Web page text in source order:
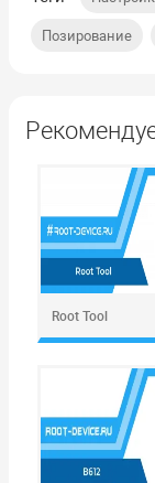
Позирование
Root Tool